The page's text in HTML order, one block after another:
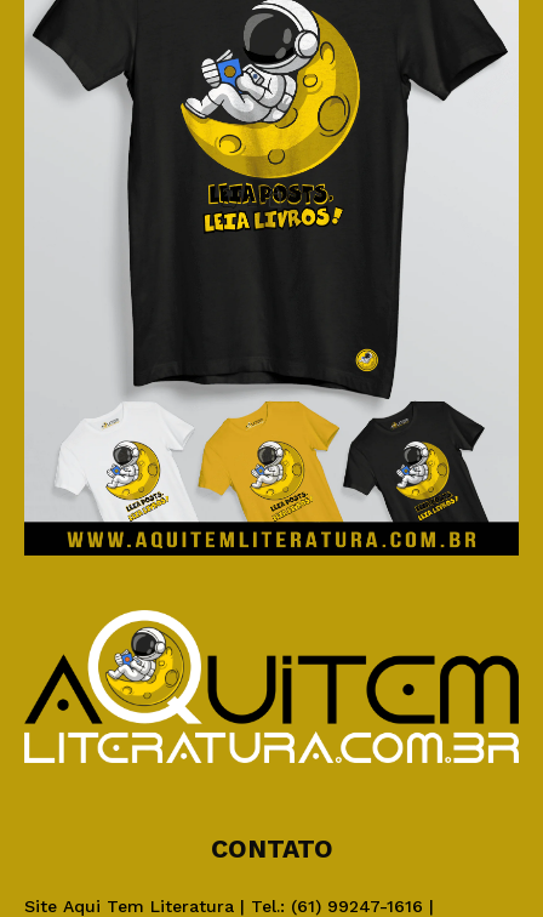
CONTATO
Site Aqui Tem Literatura | Tel.: (61) 99247-1616 |